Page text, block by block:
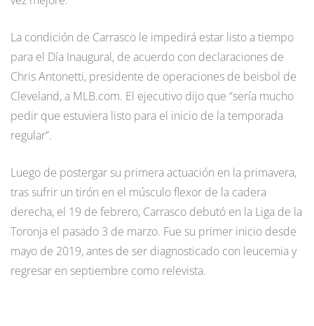
La condición de Carrasco le impedirá estar listo a tiempo
para el Día Inaugural, de acuerdo con declaraciones de
Chris Antonetti, presidente de operaciones de beisbol de
Cleveland, a MLB.com. El ejecutivo dijo que “sería mucho
pedir que estuviera listo para el inicio de la temporada
regular”.
Luego de postergar su primera actuación en la primavera,
tras sufrir un tirón en el músculo flexor de la cadera
derecha, el 19 de febrero, Carrasco debutó en la Liga de la
Toronja el pasado 3 de marzo. Fue su primer inicio desde
mayo de 2019, antes de ser diagnosticado con leucemia y
regresar en septiembre como relevista.